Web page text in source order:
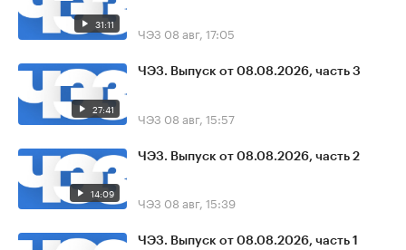
31:11 ЧЭЗ 08 авг, 17:05
27:41
ЧЭЗ. Выпуск от 08.08.2026, часть 3
ЧЭЗ 08 авг, 15:57
14:09
ЧЭЗ. Выпуск от 08.08.2026, часть 2
ЧЭЗ 08 авг, 15:39
ЧЭЗ. Выпуск от 08.08.2026, часть 1